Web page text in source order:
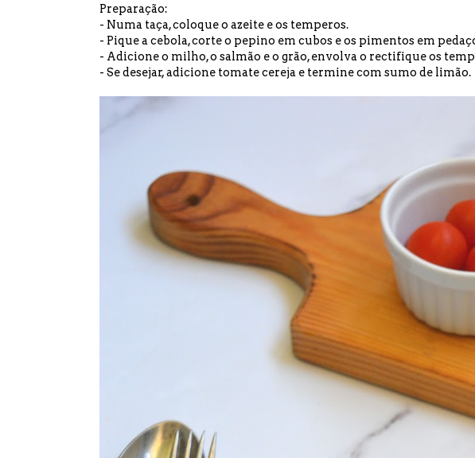
Preparação:
- Numa taça, coloque o azeite e os temperos.
- Pique a cebola, corte o pepino em cubos e os pimentos em
- Adicione o milho, o salmão e o grão, envolva o rectifique os
- Se desejar, adicione tomate cereja e termine com sumo de limão.